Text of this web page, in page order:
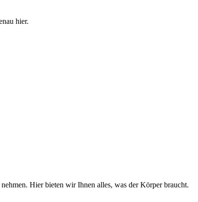
hier.
Hier bieten wir Ihnen alles, was der Körper braucht.